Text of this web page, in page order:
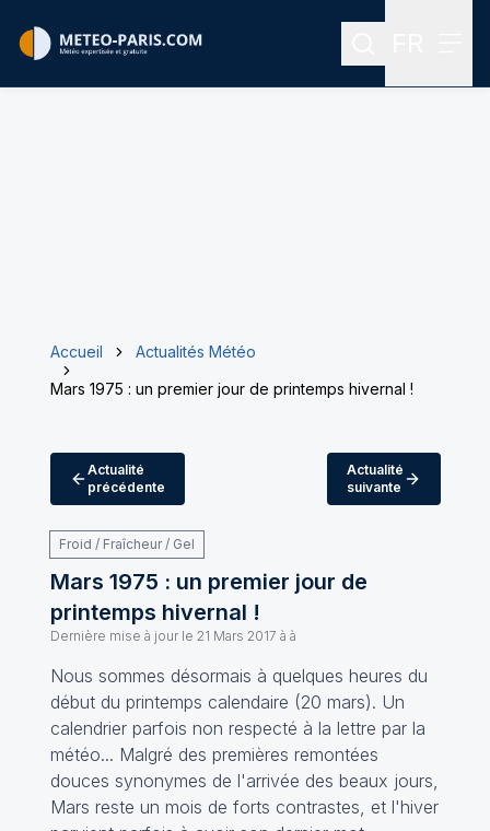
Rechercher
Accueil
Actualités Météo
Mars 1975 : un premier jour de printemps hivernal !
Actualité
précédente
Actualité
suivante
Froid / Fraîcheur / Gel
Mars 1975 : un premier jour de
printemps hivernal !
Dernière mise à jour le 21 Mars 2017 à à
Nous sommes désormais à quelques heures du
début du printemps calendaire (20 mars). Un
calendrier parfois non respecté à la lettre par la
météo... Malgré des premières remontées
douces synonymes de l'arrivée des beaux jours,
Mars reste un mois de forts contrastes, et l'hiver